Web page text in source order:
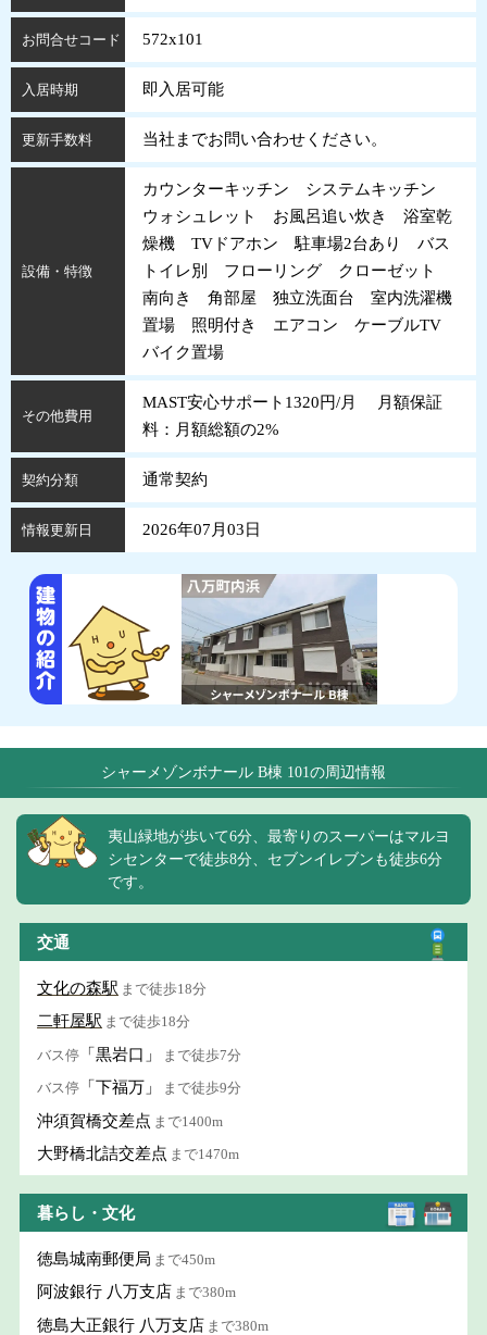
お問合せコード 572x101
入居時期 即入居可能
更新手数料 当社までお問い合わせください。
設備・特徴
カウンターキッチン システムキッチン
ウォシュレット お風呂追い炊き 浴室乾
燥機 TVドアホン 駐車場2台あり バス
トイレ別 フローリング クローゼット
南向き 角部屋 独立洗面台 室内洗濯機
置場 照明付き エアコン ケーブルTV
バイク置場
その他費用
MAST安心サポート1320円/月 月額保証
料：月額総額の2%
契約分類 通常契約
情報更新日 2026年07月03日
シャーメゾンボナール B棟 101の周辺情報
夷山緑地が歩いて6分、最寄りのスーパーはマルヨ
シセンターで徒歩8分、セブンイレブンも徒歩6分
です。
交通
文化の森駅 まで徒歩18分
二軒屋駅 まで徒歩18分
バス停 「黒岩口」 まで徒歩7分
バス停 「下福万」 まで徒歩9分
沖須賀橋交差点 まで1400m
大野橋北詰交差点 まで1470m
暮らし・文化
徳島城南郵便局 まで450m
阿波銀行 八万支店 まで380m
徳島大正銀行 八万支店 まで380m